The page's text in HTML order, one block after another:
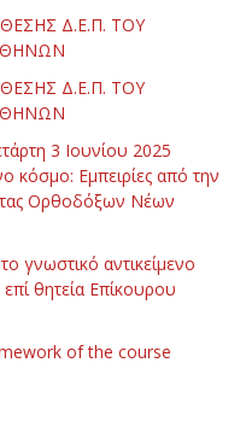
Δ.Ε.Π. ΤΟΥ
Δ.Ε.Π. ΤΟΥ
3 Ιουνίου 2025
κόσμο: Εμπειρίες από την
Ορθοδόξων Νέων
γνωστικό αντικείμενο
θητεία Επίκουρου
of the course